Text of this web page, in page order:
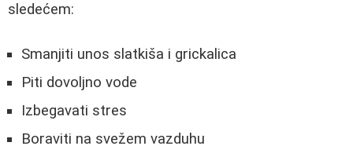
sledećem:
Smanjiti unos slatkiša i grickalica
Piti dovoljno vode
Izbegavati stres
Boraviti na svežem vazduhu